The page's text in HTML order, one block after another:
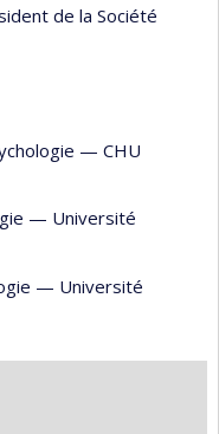
de la Société
— CHU
— Université
— Université